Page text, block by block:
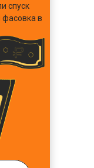
спуск
фасовка в